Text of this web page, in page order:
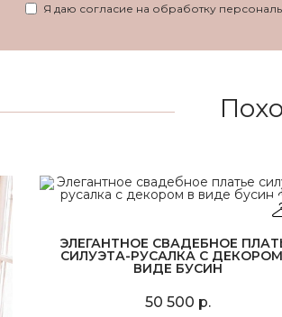
Я даю согласие на обработку
ЭЛЕГАНТНОЕ СВАДЕБНОЕ
СИЛУЭТА-РУСАЛКА С
ВИДЕ БУСИН
50 500 р.